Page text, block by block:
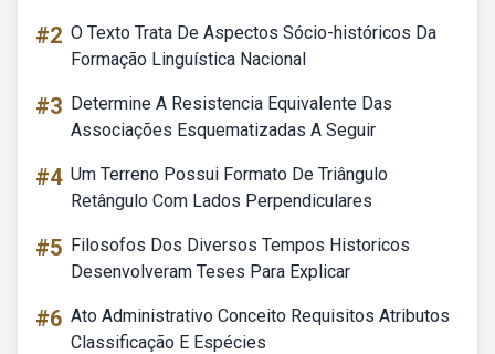
#2 O Texto Trata De Aspectos Sócio-históricos Da
Formação Linguística Nacional
#3 Determine A Resistencia Equivalente Das
Associações Esquematizadas A Seguir
#4 Um Terreno Possui Formato De Triângulo
Retângulo Com Lados Perpendiculares
#5 Filosofos Dos Diversos Tempos Historicos
Desenvolveram Teses Para Explicar
#6 Ato Administrativo Conceito Requisitos Atributos
Classificação E Espécies